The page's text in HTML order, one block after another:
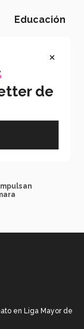
Educación
representó en
de maestría
en Liga Mayor de
×
de